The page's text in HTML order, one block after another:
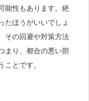
能性もあります。絶
たほうがいいでしょ
その回避や対策方法
まり、都合の悪い部
とです。